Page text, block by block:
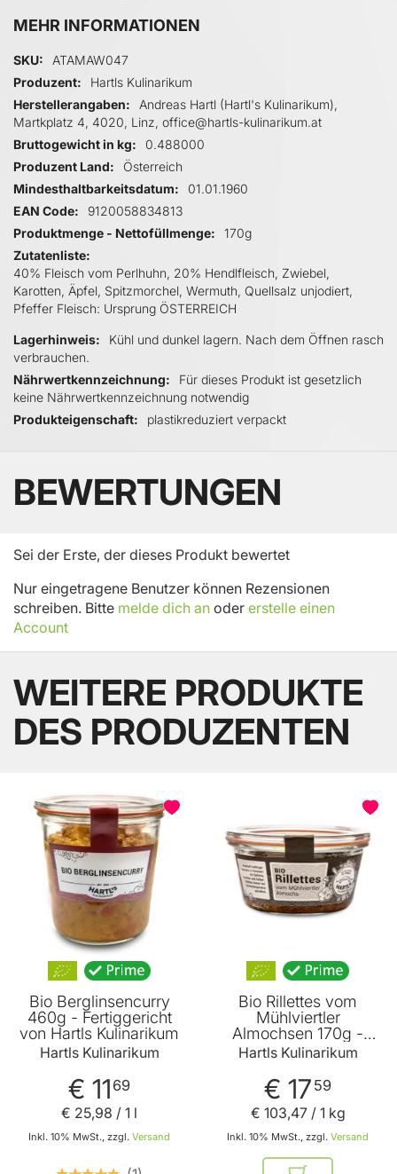
MEHR INFORMATIONEN
Mehr Informationen
SKU
ATAMAW047
Produzent
Hartls Kulinarikum
Herstellerangaben
Andreas Hartl (Hartl's Kulinarikum),
Martkplatz 4, 4020, Linz, office@hartls-kulinarikum.at
Bruttogewicht in kg
0.488000
Produzent Land
Österreich
Mindesthaltbarkeitsdatum
01.01.1960
EAN Code
9120058834813
Produktmenge - Nettofüllmenge
170g
Zutatenliste
40% Fleisch vom Perlhuhn, 20% Hendlfleisch, Zwiebel,
Karotten, Äpfel, Spitzmorchel, Wermuth, Quellsalz unjodiert,
Pfeffer Fleisch: Ursprung ÖSTERREICH
Lagerhinweis
Kühl und dunkel lagern. Nach dem Öffnen rasch
verbrauchen.
Nährwertkennzeichnung
Für dieses Produkt ist gesetzlich
keine Nährwertkennzeichnung notwendig
Produkteigenschaft
plastikreduziert verpackt
BEWERTUNGEN
Sei der Erste, der dieses Produkt bewertet
Nur eingetragene Benutzer können Rezensionen
schreiben. Bitte melde dich an oder erstelle einen
Account
WEITERE PRODUKTE
DES PRODUZENTEN
Bio Berglinsencurry
460g - Fertiggericht
von Hartls Kulinarikum
Hartls Kulinarikum
€ 11 69
Inkl. 10% MwSt., zzgl. Versand
€ 25,98 / 1 l
Bio Rillettes vom
Mühlviertler
Almochsen 170g -
Fertiggericht von Hartls
Hartls Kulinarikum
€ 17 59
Inkl. 10% MwSt., zzgl. Versand
€ 103,47/ 1 kg